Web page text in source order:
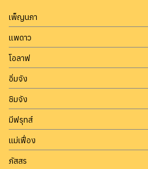
เพ็ญนภา
แพดาว
โอลาฟ
อิ่มจัง
ชิมจัง
มีฟรุทส์
แม่เฟื่อง
ภัสสร